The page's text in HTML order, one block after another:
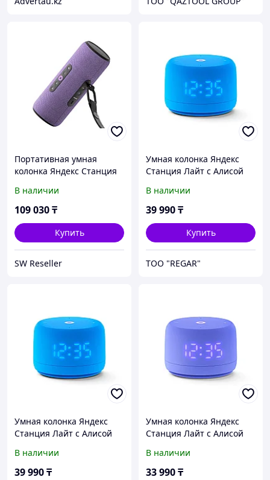
Портативная умная
колонка Яндекс Станция
Фиолетовый
В наличии
109 030₸
Купить
SW Reseller
Умная колонка Яндекс
Станция Лайт с Алисой
В наличии
39 990₸
Купить
TOO "REGAR"
Умная колонка Яндекс
Станция Лайт с Алисой
В наличии
39 990₸
Умная колонка Яндекс
Станция Лайт с Алисой
Фиолетовый
В наличии
33 990₸